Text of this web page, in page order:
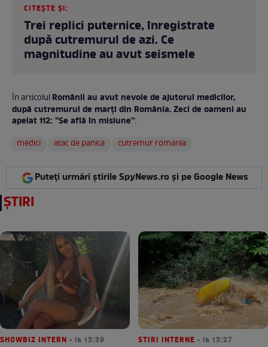
CITEȘTE ȘI:
Trei replici puternice, înregistrate
după cutremurul de azi. Ce
magnitudine au avut seismele
În articolulRomânii au avut nevoie de ajutorul medicilor,
după cutremurul de marți din România. Zeci de oameni au
apelat 112: ”Se află în misiune”:
medici
atac de panica cutremur romania
Puteți urmări știrile SpyNews.ro și pe Google News
ȘTIRI
SHOWBIZ INTERN • la 13:39 STIRI INTERNE • la 13:27